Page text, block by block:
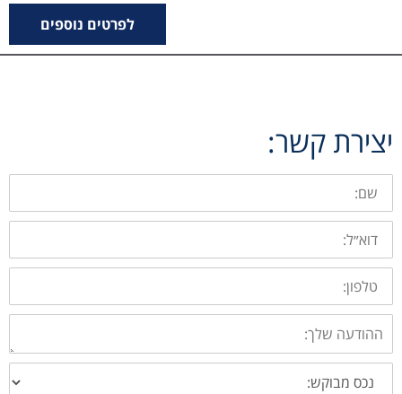
לפרטים נוספים
יצירת קשר:
שם:
דוא״ל:
טלפון:
ההודעה
שלך:
בחירת